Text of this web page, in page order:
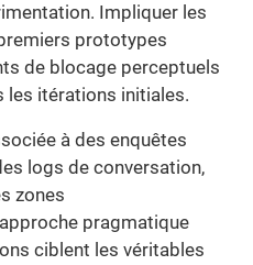
Impliquer les
prototypes
de blocage perceptuels
les itérations initiales.
à des enquêtes
logs de conversation,
zones
pragmatique
ciblent les véritables